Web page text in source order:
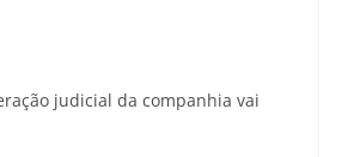
judicial da companhia vai